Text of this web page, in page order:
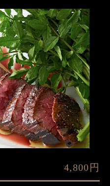
4,800円